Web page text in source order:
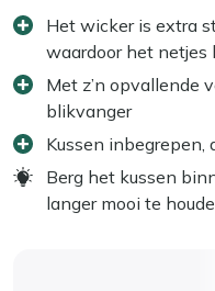
Het wicker is extra
waardoor het netjes
Met z’n opvallende
blikvanger
Kussen inbegrepen,
Berg het kussen
langer mooi te